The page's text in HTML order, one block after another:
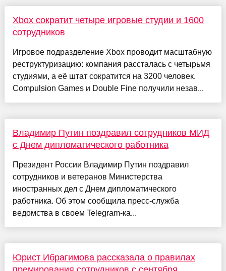
Xbox сократит четыре игровые студии и 1600
сотрудников
Игровое подразделение Xbox проводит масштабную
реструктуризацию: компания рассталась с четырьмя
студиями, а её штат сократится на 3200 человек.
Compulsion Games и Double Fine получили незав...
Владимир Путин поздравил сотрудников МИД
с Днем дипломатического работника
Президент России Владимир Путин поздравил
сотрудников и ветеранов Министерства
иностранных дел с Днем дипломатического
работника. Об этом сообщила пресс-служба
ведомства в своем Telegram-ка...
Юрист Ибрагимова рассказала о правилах